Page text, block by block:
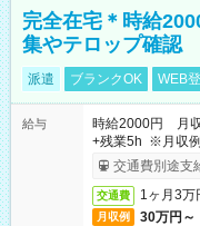
完全在宅＊時給
集やテロップ確認
派遣 ブランクOK WEB
給与
時給2000円 月
+残業5h ※月収
取りサービス利
交通費別途支
交通費 1ヶ月3万
月収例 30万円～